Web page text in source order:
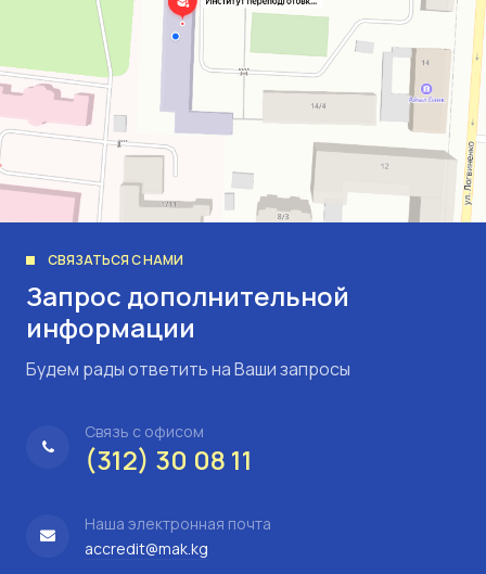
СВЯЗАТЬСЯ С НАМИ
Запрос дополнительной
информации
Будем рады ответить на Ваши запросы
Связь с офисом
(312) 30 08 11
Наша электронная почта
accredit@mak.kg